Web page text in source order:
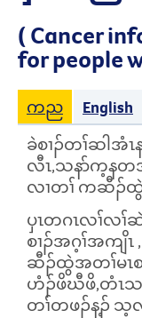
(Cancer
for people
ကည
English
ခဲစၢၣ်တၢ်ဆါအံၤ
လီၤ,သနာ်က့နတ
လၢတၢ် ကဆီၣ်ထွဲ
ပှၤတဂၤလၢ်လၢ်
စၢၣ်အဂ့ၢ်အကျိၤ ,
ဆီၣ်ထွဲအတၢ်မၤစ
ဟံၣ်ဖိဃီဖိ,တံၤ
တၢ်တဖၣ်န့ၣ် သ့